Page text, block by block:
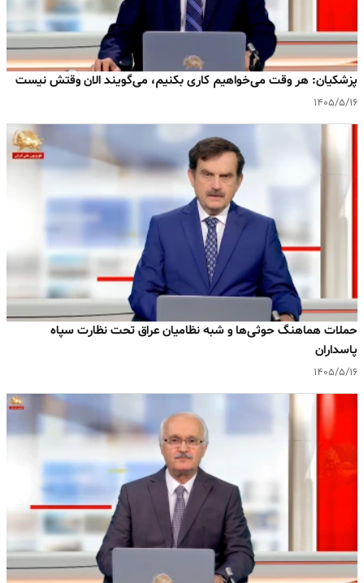
پزشکیان: هر وقت می‌خواهیم کاری بکنیم، می‌گویند الان وقتش نیست
۱۴۰۵/۵/۱۶
حملات هماهنگ حوثی‌ها و شبه نظامیان عراق تحت نظارت سپاه
پاسداران
۱۴۰۵/۵/۱۶